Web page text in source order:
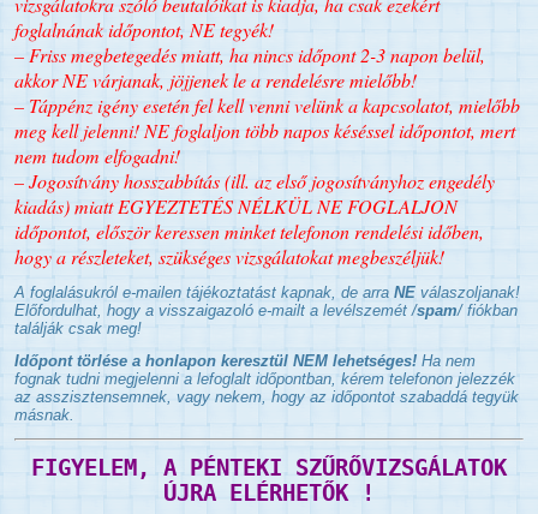
foglalnának időpontot, NE tegyék!
– Friss megbetegedés miatt, ha nincs időpont 2-3 napon belül,
akkor NE várjanak, jöjjenek le a rendelésre mielőbb!
– Táppénz igény esetén fel kell venni velünk a kapcsolatot, mielőbb
meg kell jelenni! NE foglaljon több napos késéssel időpontot, mert
nem tudom elfogadni!
– Jogosítvány hosszabbítás (ill. az első jogosítványhoz engedély
kiadás) miatt EGYEZTETÉS NÉLKÜL NE FOGLALJON
időpontot, először keressen minket telefonon rendelési időben,
hogy a részleteket, szükséges vizsgálatokat megbeszéljük!
A foglalásukról e-mailen tájékoztatást kapnak, de arraNE válaszoljanak!
Előfordulhat, hogy a visszaigazoló e-mailt a levélszemét /spam/ fiókban
találják csak meg!
Időpont törlése a honlapon keresztül NEM lehetséges! Ha nem
fognak tudni megjelenni a lefoglalt időpontban, kérem telefonon jelezzék
az asszisztensemnek, vagy nekem, hogy az időpontot szabaddá tegyük
másnak.
FIGYELEM, A PÉNTEKI SZŰRŐVIZSGÁLATOK
ÚJRA ELÉRHETŐK !